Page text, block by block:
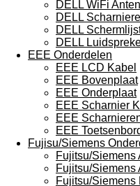
DELL WiFi
DELL
DELL
DELL
EEE Onderdelen
EEE LCD Kabel
EEE Bovenplaat
EEE Onderplaat
EEE Scharnier
EEE
EEE
Fujisu/Siemens
Fujitsu/Siemens
Fujitsu/Siemens
Fujitsu/Siemens